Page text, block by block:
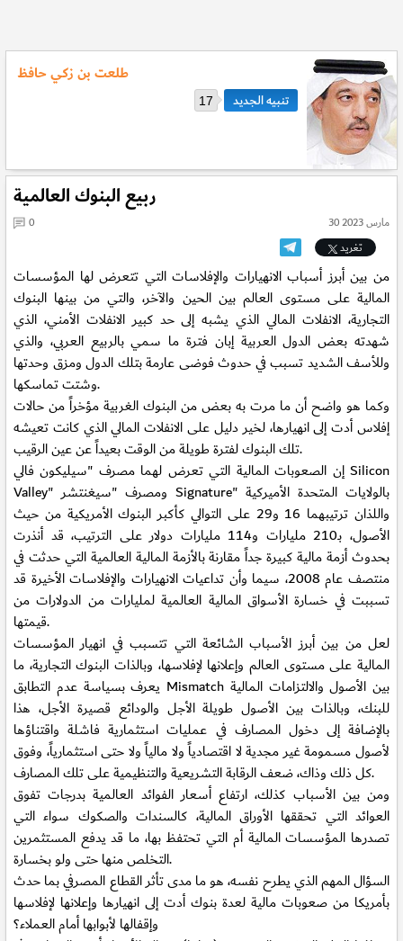
طلعت بن زكي حافظ
17
ربيع البنوك العالمية
30 مارس 2023
0
تغريد
من بين أبرز أسباب الانهيارات والإفلاسات التي تتعرض لها المؤسسات
المالية على مستوى العالم بين الحين والآخر، والتي من بينها البنوك
التجارية، الانفلات المالي الذي يشبه إلى حد كبير الانفلات الأمني، الذي
شهدته بعض الدول العربية إبان فترة ما سمي بالربيع العربي، والذي
وللأسف الشديد تسبب في حدوث فوضى عارمة بتلك الدول ومزق وحدتها
وشتت تماسكها.
وكما هو واضح أن ما مرت به بعض من البنوك الغربية مؤخراً من حالات
إفلاس أدت إلى انهيارها، لخير دليل على الانفلات المالي الذي كانت تعيشه
تلك البنوك لفترة طويلة من الوقت بعيداً عن عين الرقيب.
إن الصعوبات المالية التي تعرض لهما مصرف "سيليكون فالي Silicon
Valley" ومصرف "سيغنتشر Signature" بالولايات المتحدة الأميركية
واللذان ترتيبهما 16 و29 على التوالي كأكبر البنوك الأمريكية من حيث
الأصول، بـ210 مليارات و114 مليارات دولار على الترتيب، قد أنذرت
بحدوث أزمة مالية كبيرة جداً مقارنة بالأزمة المالية العالمية التي حدثت في
منتصف عام 2008، سيما وأن تداعيات الانهيارات والإفلاسات الأخيرة قد
تسببت في خسارة الأسواق المالية العالمية لمليارات من الدولارات من
قيمتها.
لعل من بين أبرز الأسباب الشائعة التي تتسبب في انهيار المؤسسات
المالية على مستوى العالم وإعلانها لإفلاسها، وبالذات البنوك التجارية، ما
يعرف بسياسة عدم التطابق Mismatch بين الأصول والالتزامات المالية
للبنك، وبالذات بين الأصول طويلة الأجل والودائع قصيرة الأجل، هذا
بالإضافة إلى دخول المصارف في عمليات استثمارية فاشلة واقتناؤها
لأصول مسمومة غير مجدية لا اقتصادياً ولا مالياً ولا حتى استثمارياً، وفوق
كل ذلك وذاك، ضعف الرقابة التشريعية والتنظيمية على تلك المصارف.
ومن بين الأسباب كذلك، ارتفاع أسعار الفوائد العالمية بدرجات تفوق
العوائد التي تحققها الأوراق المالية، كالسندات والصكوك سواء التي
تصدرها المؤسسات المالية أم التي تحتفظ بها، ما قد يدفع المستثمرين
التخلص منها حتى ولو بخسارة.
السؤال المهم الذي يطرح نفسه، هو ما مدى تأثر القطاع المصرفي بما حدث
بأمريكا من صعوبات مالية لعدة بنوك أدت إلى انهيارها وإعلانها لإفلاسها
وإقفالها لأبوابها أمام العملاء؟